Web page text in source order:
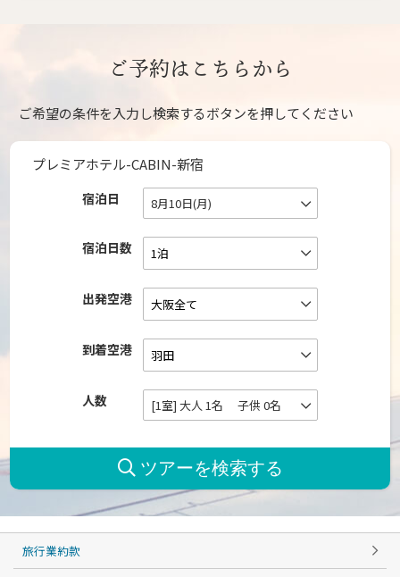
ご予約はこちらから
ご希望の条件を入力し検索するボタンを押してください
プレミアホテル-CABIN-新宿
宿泊日 8月10日(月)
宿泊日数
出発空港
到着空港
人数 [1室] 大人 1名 子供 0名
旅行業約款